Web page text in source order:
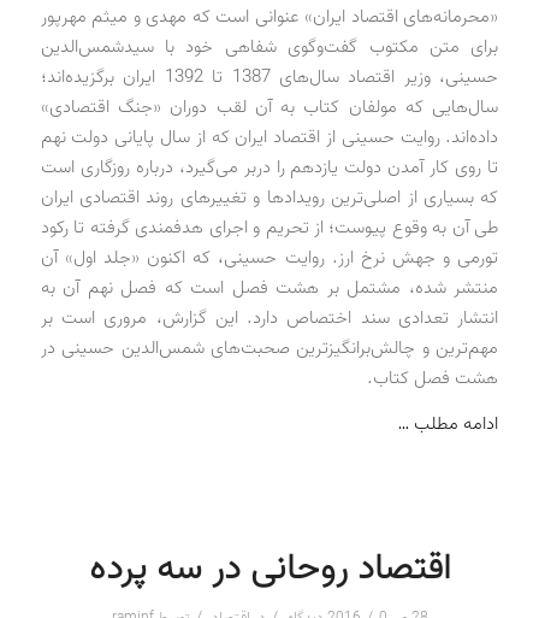
«محرمانه‌های اقتصاد ایران» عنوانی است که مهدی و میثم مهرپور
برای متن مکتوب گفت‌وگوی شفاهی خود با سیدشمس‌الدین
حسینی، وزیر اقتصاد سال‌های 1387 تا 1392 ایران برگزیده‌اند؛
سال‌هایی که مولفان کتاب به آن لقب دوران «جنگ اقتصادی»
داده‌اند. روایت حسینی از اقتصاد ایران که از سال پایانی دولت نهم
تا روی کار آمدن دولت یازدهم را دربر می‌گیرد، درباره روزگاری است
که بسیاری از اصلی‌ترین رویدادها و تغییرهای روند اقتصادی ایران
طی آن به وقوع پیوست؛ از تحریم و اجرای هدفمندی گرفته تا رکود
تورمی و جهش نرخ ارز. روایت حسینی، که اکنون «جلد اول» آن
منتشر شده، مشتمل بر هشت فصل است که فصل نهم آن به
انتشار تعدادی سند اختصاص دارد. این گزارش، مروری است بر
مهم‌ترین و چالش‌برانگیزترین صحبت‌های شمس‌الدین حسینی در
هشت فصل کتاب.
ادامه مطلب …
اقتصاد روحانی در سه پرده